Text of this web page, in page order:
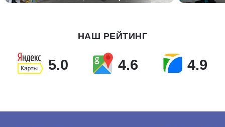
НАШ РЕЙТИНГ
5.0 4.6 4.9